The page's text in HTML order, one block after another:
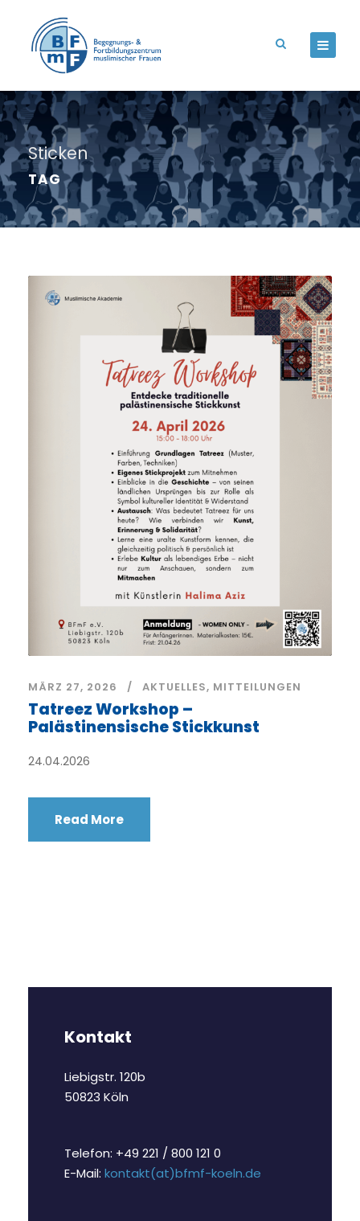
Sticken
TAG
MÄRZ 27, 2026 AKTUELLES, MITTEILUNGEN
Tatreez Workshop –
Palästinensische Stickkunst
24.04.2026
Read More
Kontakt
Liebigstr. 120b
50823 Köln
Telefon: +49 221 / 800 121 0
E-Mail: kontakt(at)bfmf-koeln.de